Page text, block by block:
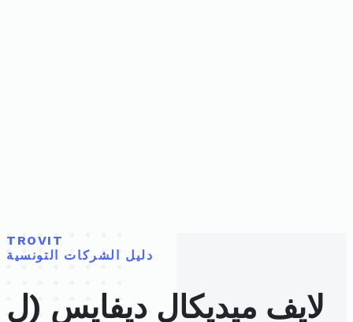
TROVIT
دليل الشركات التونسية
لايف ميديكال ديفايس (ل